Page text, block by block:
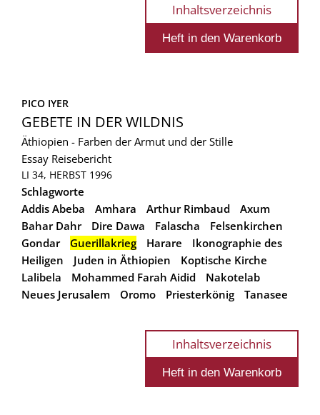
Inhaltsverzeichnis
PICO IYER
GEBETE IN DER WILDNIS
Äthiopien - Farben der Armut und der Stille
Essay Reisebericht
LI 34, HERBST 1996
Schlagworte
Addis Abeba
Amhara Arthur Rimbaud
Axum
Bahar Dahr
Dire Dawa Falascha
Felsenkirchen
Gondar
Guerillakrieg Harare
Ikonographie des
Heiligen
Juden in Äthiopien
Koptische Kirche
Lalibela
Mohammed Farah Aidid
Nakotelab
Neues Jerusalem
Oromo Priesterkönig Tanasee
Inhaltsverzeichnis